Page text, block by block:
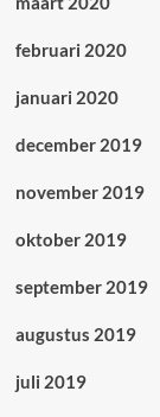
februari 2020
januari 2020
december 2019
november 2019
oktober 2019
september 2019
augustus 2019
juli 2019